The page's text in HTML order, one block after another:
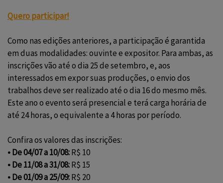
Quero participar!
Como nas edições anteriores, a participação é garantida
em duas modalidades: ouvinte e expositor. Para ambas, as
inscrições vão até o dia 25 de setembro, e, aos
interessados em expor suas produções, o envio dos
trabalhos deve ser realizado até o dia 16 do mesmo mês.
Este ano o evento será presencial e terá carga horária de
até 24 horas, o equivalente a 4 horas por período.
Confira os valores das inscrições:
• De 04/07 a 10/08:R$ 10
• De 11/08 a 31/08:R$ 15
• De 01/09 a 25/09:R$ 20